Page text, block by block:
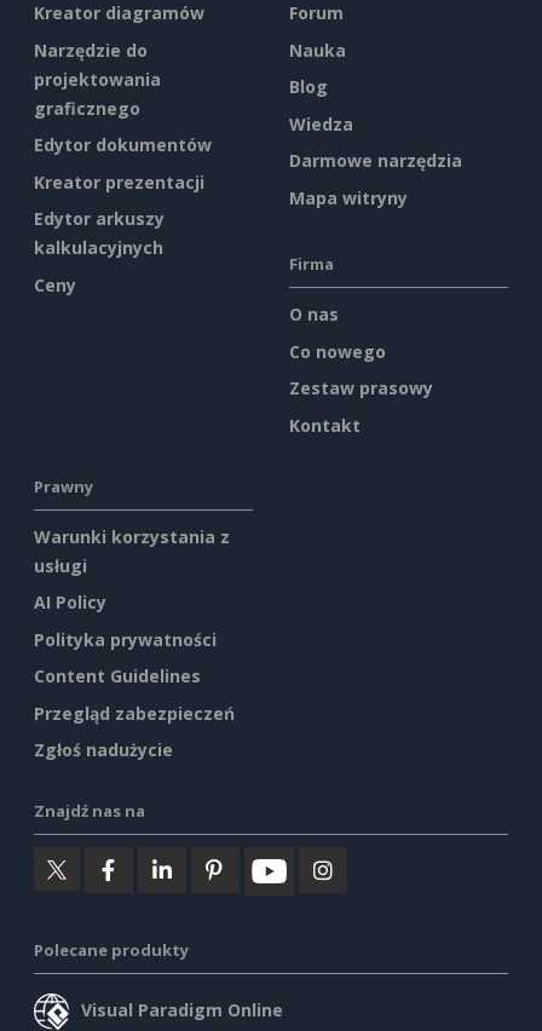
Kreator diagramów
Narzędzie do
projektowania
graficznego
Edytor dokumentów
Kreator prezentacji
Edytor arkuszy
kalkulacyjnych
Ceny
Forum
Nauka
Blog
Wiedza
Darmowe narzędzia
Mapa witryny
Firma
O nas
Co nowego
Zestaw prasowy
Kontakt
Prawny
Warunki korzystania z
usługi
AI Policy
Polityka prywatności
Content Guidelines
Przegląd zabezpieczeń
Zgłoś nadużycie
Znajdź nas na
Polecane produkty
Visual Paradigm Online